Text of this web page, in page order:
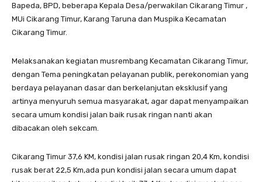
Bapeda, BPD, beberapa Kepala Desa/perwakilan Cikarang Timur ,
MUi Cikarang Timur, Karang Taruna dan Muspika Kecamatan
Cikarang Timur.
Melaksanakan kegiatan musrembang Kecamatan Cikarang Timur,
dengan Tema peningkatan pelayanan publik, perekonomian yang
berdaya pelayanan dasar dan berkelanjutan eksklusif yang
artinya menyuruh semua masyarakat, agar dapat menyampaikan
secara umum kondisi jalan baik rusak ringan nanti akan
dibacakan oleh sekcam.
Cikarang Timur 37,6 KM, kondisi jalan rusak ringan 20,4 Km, kondisi
rusak berat 22,5 Km,ada pun kondisi jalan secara umum dapat